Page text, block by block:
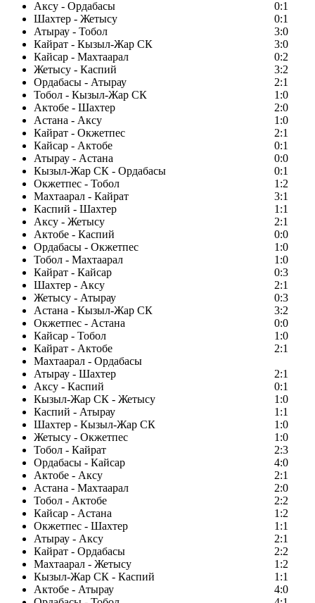
Аксу - Ордабасы
0:1
Шахтер - Жетысу
0:1
Атырау - Тобол
3:0
Кайрат - Кызыл-Жар СК
3:0
Кайсар - Махтаарал
0:2
Жетысу - Каспий
3:2
Ордабасы - Атырау
2:1
Тобол - Кызыл-Жар СК
1:0
Актобе - Шахтер
2:0
Астана - Аксу
1:0
Кайрат - Окжетпес
2:1
Кайсар - Актобе
0:1
Атырау - Астана
0:0
Кызыл-Жар СК - Ордабасы
0:1
Окжетпес - Тобол
1:2
Махтаарал - Кайрат
3:1
Каспий - Шахтер
1:1
Аксу - Жетысу
2:1
Актобе - Каспий
0:0
Ордабасы - Окжетпес
1:0
Тобол - Махтаарал
1:0
Кайрат - Кайсар
0:3
Шахтер - Аксу
2:1
Жетысу - Атырау
0:3
Астана - Кызыл-Жар СК
3:2
Окжетпес - Астана
0:0
Кайсар - Тобол
1:0
Кайрат - Актобе
2:1
Махтаарал - Ордабасы
Атырау - Шахтер
2:1
Аксу - Каспий
0:1
Кызыл-Жар СК - Жетысу
1:0
Каспий - Атырау
1:1
Шахтер - Кызыл-Жар СК
1:0
Жетысу - Окжетпес
1:0
Тобол - Кайрат
2:3
Ордабасы - Кайсар
4:0
Актобе - Аксу
2:1
Астана - Махтаарал
2:0
Тобол - Актобе
2:2
Кайсар - Астана
1:2
Окжетпес - Шахтер
1:1
Атырау - Аксу
2:1
Кайрат - Ордабасы
2:2
Махтаарал - Жетысу
1:2
Кызыл-Жар СК - Каспий
1:1
Актобе - Атырау
4:0